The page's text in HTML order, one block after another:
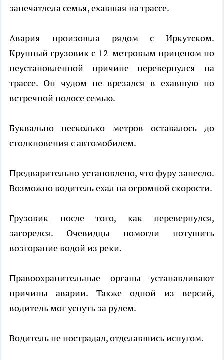
запечатлела семья, ехавшая на трассе.
Авария произошла рядом с Иркутском.
Крупный грузовик с 12-метровым прицепом по
неустановленной причине перевернулся на
трассе. Он чудом не врезался в ехавшую по
встречной полосе семью.
Буквально несколько метров оставалось до
столкновения с автомобилем.
Предварительно установлено, что фуру занесло.
Возможно водитель ехал на огромной скорости.
Грузовик после того, как перевернулся,
загорелся. Очевидцы помогли потушить
возгорание водой из реки.
Правоохранительные органы устанавливают
причины аварии. Также одной из версий,
водитель мог уснуть за рулем.
Водитель не пострадал, отделавшись испугом.